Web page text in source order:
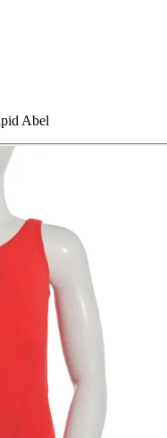
Abel